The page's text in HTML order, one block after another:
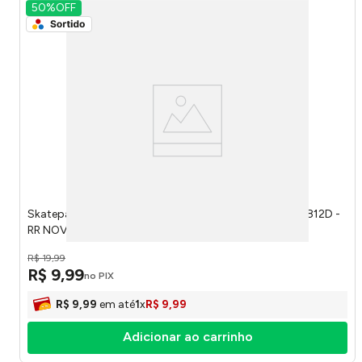
50%OFF
Skatepark de Dedo Com Acessórios 3 Peças Sortido 1812D -
RR NOVIDADES
R$ 19,99
R$ 9,99no PIX
R$ 9,99 em até1xR$ 9,99
Adicionar ao carrinho